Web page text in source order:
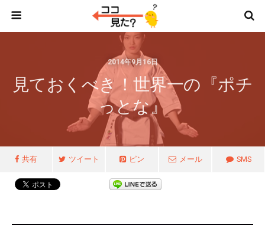
2014年9月16日
見ておくべき！世界一の『ポチ
っとな』
共有 ツイート ピン メール SMS